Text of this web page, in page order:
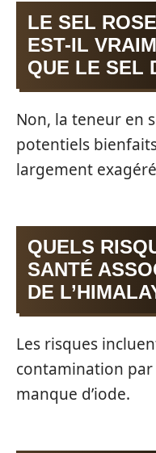
LE SEL
EST-IL
QUE LE SEL
Non, la teneur en
potentiels
largement
QUELS
SANTÉ
DE
Les risques
contamination
manque d’iode.